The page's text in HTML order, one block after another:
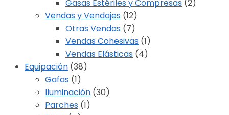
Gasas Estériles y Compresas (2)
Vendas y Vendajes (12)
Otras Vendas (7)
Vendas Cohesivas (1)
Vendas Elásticas (4)
Equipación (38)
Gafas (1)
Iluminación (30)
Parches (1)